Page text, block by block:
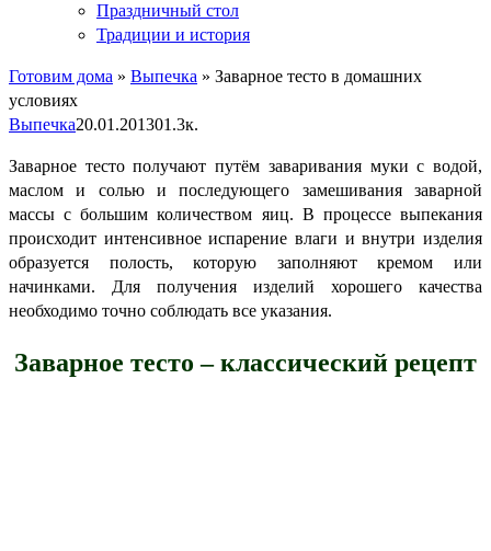
Праздничный стол
Традиции и история
Готовим дома » Выпечка » Заварное тесто в домашних
условиях
Выпечка20.01.201301.3к.
Заварное тесто получают путём заваривания муки с водой,
маслом и солью и последующего замешивания заварной
массы с большим количеством яиц. В процессе выпекания
происходит интенсивное испарение влаги и внутри изделия
образуется полость, которую заполняют кремом или
начинками. Для получения изделий хорошего качества
необходимо точно соблюдать все указания.
Заварное тесто – классический рецепт